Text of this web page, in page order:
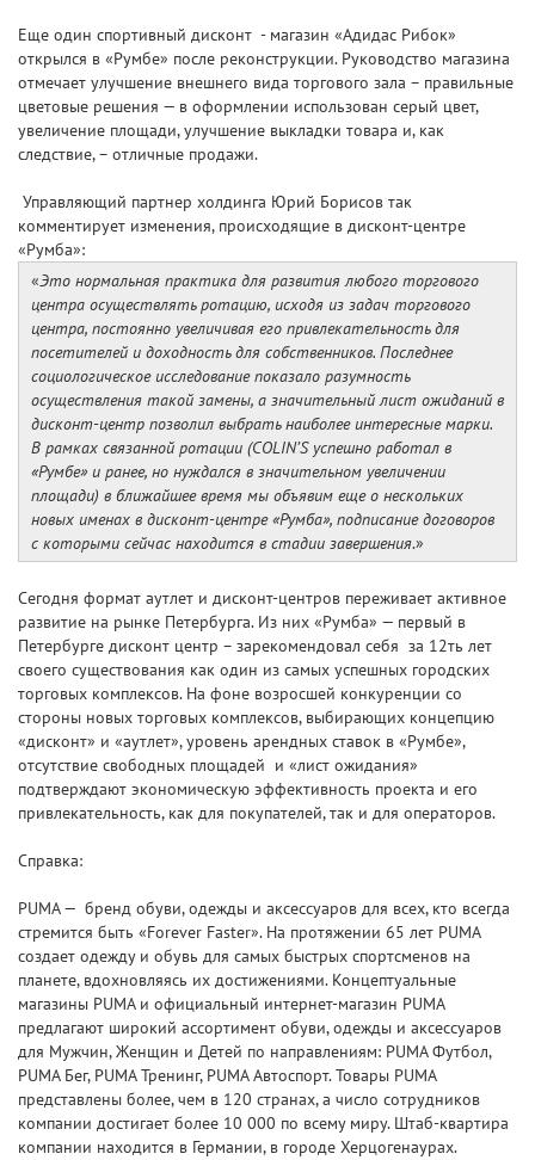
Еще один спортивный дисконт - магазин «Адидас Рибок»
открылся в «Румбе» после реконструкции. Руководство магазина
отмечает улучшение внешнего вида торгового зала – правильные
цветовые решения — в оформлении использован серый цвет,
увеличение площади, улучшение выкладки товара и, как
следствие, – отличные продажи.
Управляющий партнер холдинга Юрий Борисов так
комментирует изменения, происходящие в дисконт-центре
«Румба»:
«Это нормальная практика для развития любого торгового
центра осуществлять ротацию, исходя из задач торгового
центра, постоянно увеличивая его привлекательность для
посетителей и доходность для собственников. Последнее
социологическое исследование показало разумность
осуществления такой замены, а значительный лист ожиданий в
дисконт-центр позволил выбрать наиболее интересные марки.
В рамках связанной ротации (COLIN’S успешно работал в
«Румбе» и ранее, но нуждался в значительном увеличении
площади) в ближайшее время мы объявим еще о нескольких
новых именах в дисконт-центре «Румба», подписание договоров
с которыми сейчас находится в стадии завершения.»
Сегодня формат аутлет и дисконт-центров переживает активное
развитие на рынке Петербурга. Из них «Румба» — первый в
Петербурге дисконт центр – зарекомендовал себя за 12ть лет
своего существования как один из самых успешных городских
торговых комплексов. На фоне возросшей конкуренции со
стороны новых торговых комплексов, выбирающих концепцию
«дисконт» и «аутлет», уровень арендных ставок в «Румбе»,
отсутствие свободных площадей и «лист ожидания»
подтверждают экономическую эффективность проекта и его
привлекательность, как для покупателей, так и для операторов.
Справка:
PUMA — бренд обуви, одежды и аксессуаров для всех, кто всегда
стремится быть «Forever Faster». На протяжении 65 лет PUMA
создает одежду и обувь для самых быстрых спортсменов на
планете, вдохновляясь их достижениями. Концептуальные
магазины PUMA и официальный интернет-магазин PUMA
предлагают широкий ассортимент обуви, одежды и аксессуаров
для Мужчин, Женщин и Детей по направлениям: PUMA Футбол,
PUMA Бег, PUMA Тренинг, PUMA Автоспорт. Товары PUMA
представлены более, чем в 120 странах, а число сотрудников
компании достигает более 10 000 по всему миру. Штаб-квартира
компании находится в Германии, в городе Херцогенаурах.